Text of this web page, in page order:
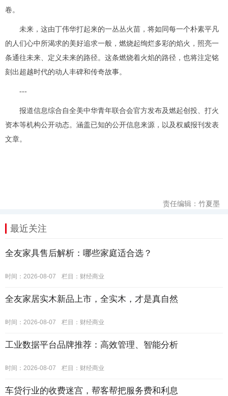
卷。
未来，这由丁伟华打起来的一丛丛火苗，将如同每一个朴素平凡
的人们心中所渴求的美好追求一般，燃烧起绚烂多彩的焰火，照亮一
条通往未来、定义未来的路径。这条燃烧着火焰的路径，也将注定铭
刻出超越时代的动人丰碑和传奇故事。
---
报道信息综合自全美中华青年联合会官方发布及燃起创投、打火
资本等机构公开动态。涵盖已知的公开信息来源，以及权威报刊发表
文章。
责任编辑：竹夏墨
最近关注
全友家具售后解析：哪些家庭适合选？
时间：2026-08-07 栏目： 财经商业
全友家居实木新品上市，全实木，才是真自然
时间：2026-08-07 栏目： 财经商业
工业数据平台品牌推荐：高效管理、智能分析
时间：2026-08-07 栏目： 财经商业
车贷行业的收费迷宫，帮客帮把服务费和利息